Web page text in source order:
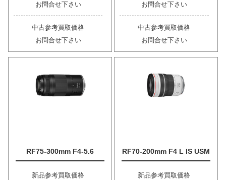
お問合せ下さい
中古参考買取価格
お問合せ下さい
お問合せ下さい
中古参考買取価格
お問合せ下さい
RF75-300mm F4-5.6
新品参考買取価格
RF70-200mm F4 L IS USM
新品参考買取価格